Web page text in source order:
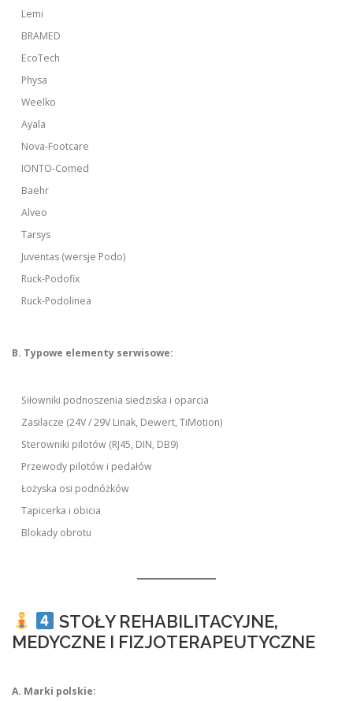
Lemi
BRAMED
EcoTech
Physa
Weelko
Ayala
Nova-Footcare
IONTO-Comed
Baehr
Alveo
Tarsys
Juventas (wersje Podo)
Ruck-Podofix
Ruck-Podolinea
B. Typowe elementy serwisowe:
Siłowniki podnoszenia siedziska i oparcia
Zasilacze (24V / 29V Linak, Dewert, TiMotion)
Sterowniki pilotów (RJ45, DIN, DB9)
Przewody pilotów i pedałów
Łożyska osi podnóżków
Tapicerka i obicia
Blokady obrotu
STOŁY REHABILITACYJNE,
MEDYCZNE I FIZJOTERAPEUTYCZNE
A. Marki polskie: